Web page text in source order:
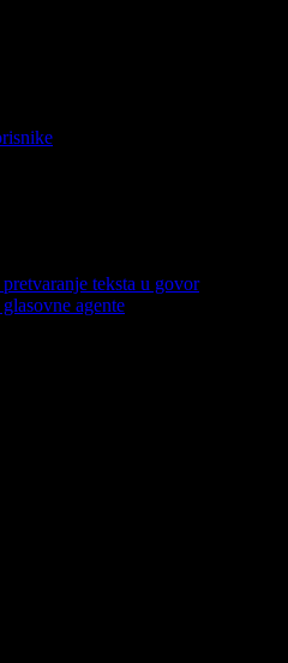
teksta u govor
agente